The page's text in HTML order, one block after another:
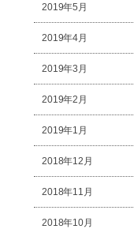
2019年5月
2019年4月
2019年3月
2019年2月
2019年1月
2018年12月
2018年11月
2018年10月